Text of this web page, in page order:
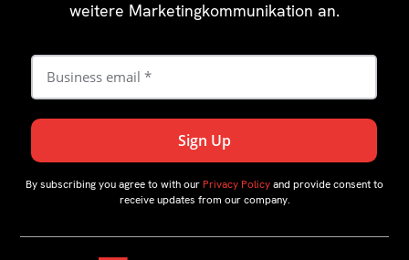
weitere Marketingkommunikation an.
By subscribing you agree to with our Privacy Policyand provide consent to
receive updates from our company.